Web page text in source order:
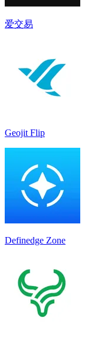
爱交易
Geojit Flip
Definedge Zone